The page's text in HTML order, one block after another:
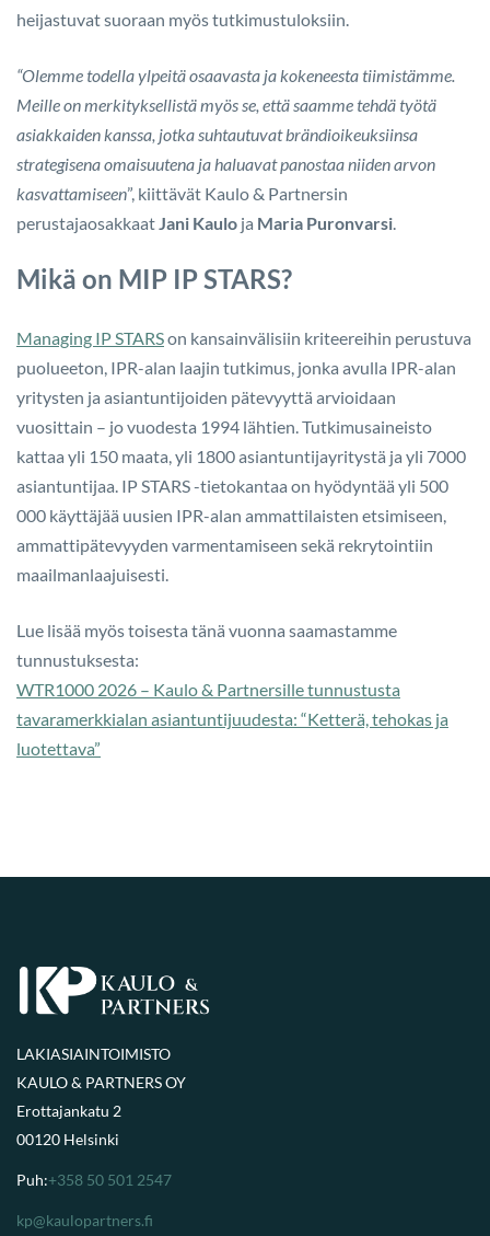
heijastuvat suoraan myös tutkimustuloksiin.
“Olemme todella ylpeitä osaavasta ja kokeneesta tiimistämme.
Meille on merkityksellistä myös se, että saamme tehdä työtä
asiakkaiden kanssa, jotka suhtautuvat brändioikeuksiinsa
strategisena omaisuutena ja haluavat panostaa niiden arvon
kasvattamiseen”, kiittävät Kaulo & Partnersin
perustajaosakkaatJani Kaulo ja Maria Puronvarsi.
Mikä on MIP IP STARS?
Managing IP STARSon kansainvälisiin kriteereihin perustuva
puolueeton, IPR-alan laajin tutkimus, jonka avulla IPR-alan
yritysten ja asiantuntijoiden pätevyyttä arvioidaan
vuosittain – jo vuodesta 1994 lähtien. Tutkimusaineisto
kattaa yli 150 maata, yli 1800 asiantuntijayritystä ja yli 7000
asiantuntijaa. IP STARS -tietokantaa on hyödyntää yli 500
000 käyttäjää uusien IPR-alan ammattilaisten etsimiseen,
ammattipätevyyden varmentamiseen sekä rekrytointiin
maailmanlaajuisesti.
Lue lisää myös toisesta tänä vuonna saamastamme
tunnustuksesta:
WTR1000 2026 – Kaulo & Partnersille tunnustusta
tavaramerkkialan asiantuntijuudesta: “Ketterä, tehokas ja
luotettava”
LAKIASIAINTOIMISTO
KAULO & PARTNERS OY
Erottajankatu 2
00120 Helsinki
Puh:+358 50 501 2547
kp@kaulopartners.fi